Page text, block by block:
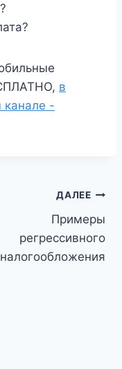
в
-
ДАЛЕЕ
Примеры
регрессивного
налогообложения